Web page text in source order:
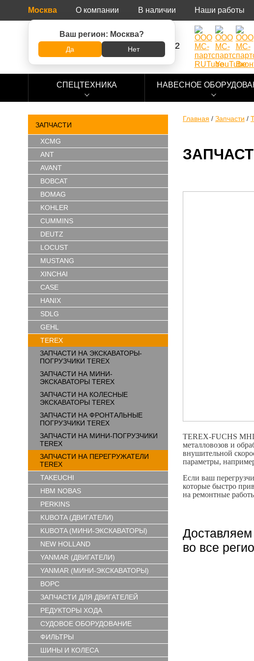
Москва
Ваш регион: Москва?
Да Нет
О компании В наличии Наши работы
8 (800) 500-73-92
СПЕЦТЕХНИКА НАВЕСНОЕ
ЗАПЧАСТИ
XCMG
ANT
AVANT
BOBCAT
BOMAG
KOHLER
CUMMINS
DEUTZ
LOCUST
MUSTANG
XINCHAI
CASE
HANIX
SDLG
GEHL
TEREX
ЗАПЧАСТИ НА ЭКСКАВАТОРЫ-
ПОГРУЗЧИКИ TEREX
ЗАПЧАСТИ НА МИНИ-
ЭКСКАВАТОРЫ TEREX
ЗАПЧАСТИ НА КОЛЕСНЫЕ
ЭКСКАВАТОРЫ TEREX
ЗАПЧАСТИ НА ФРОНТАЛЬНЫЕ
ПОГРУЗЧИКИ TEREX
ЗАПЧАСТИ НА МИНИ-ПОГРУЗЧИКИ
TEREX
ЗАПЧАСТИ НА ПЕРЕГРУЖАТЕЛИ
TEREX
TAKEUCHI
HBM NOBAS
PERKINS
KUBOTA (ДВИГАТЕЛИ)
KUBOTA (МИНИ-ЭКСКАВАТОРЫ)
NEW HOLLAND
YANMAR (ДВИГАТЕЛИ)
YANMAR (МИНИ-ЭКСКАВАТОРЫ)
ВОРС
ЗАПЧАСТИ ДЛЯ ДВИГАТЕЛЕЙ
РЕДУКТОРЫ ХОДА
СУДОВОЕ ОБОРУДОВАНИЕ
ФИЛЬТРЫ
ШИНЫ И КОЛЕСА
Главная / Запчасти /
TEREX-FUCHS MHL
металловозов и
внушительной
параметры,
Если ваш
которые быстро
на ремонтные
Доставляем
во все